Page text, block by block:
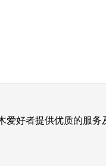
爱好者提供优质的服